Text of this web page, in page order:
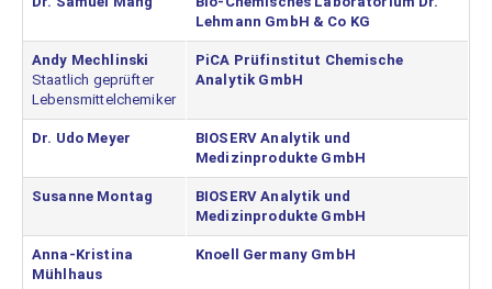
Lehmann GmbH & Co KG
Andy Mechlinski
Staatlich geprüfter
Lebensmittelchemiker
PiCA Prüfinstitut Chemische
Analytik GmbH
Dr. Udo Meyer
BIOSERV Analytik und
Medizinprodukte GmbH
Susanne Montag
BIOSERV Analytik und
Medizinprodukte GmbH
Anna-Kristina
Mühlhaus
Knoell Germany GmbH